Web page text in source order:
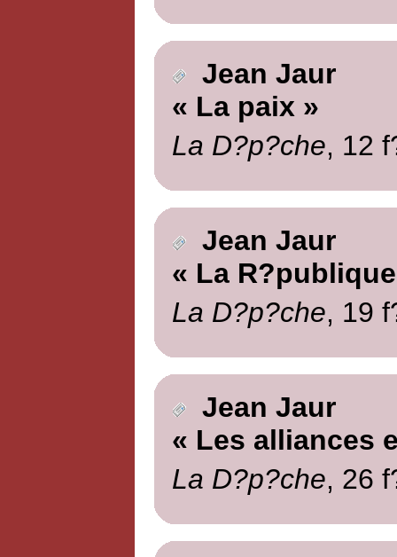
Jean Jaur
« La paix »
La D?p?che, 12
Jean Jaur
« La
La D?p?che, 19
Jean Jaur
« Les alliances
La D?p?che, 26